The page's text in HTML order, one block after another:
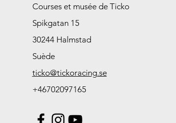
Courses et musée de Ticko
Spikgatan 15
30244 Halmstad
Suède
ticko@tickoracing.se
+46702097165